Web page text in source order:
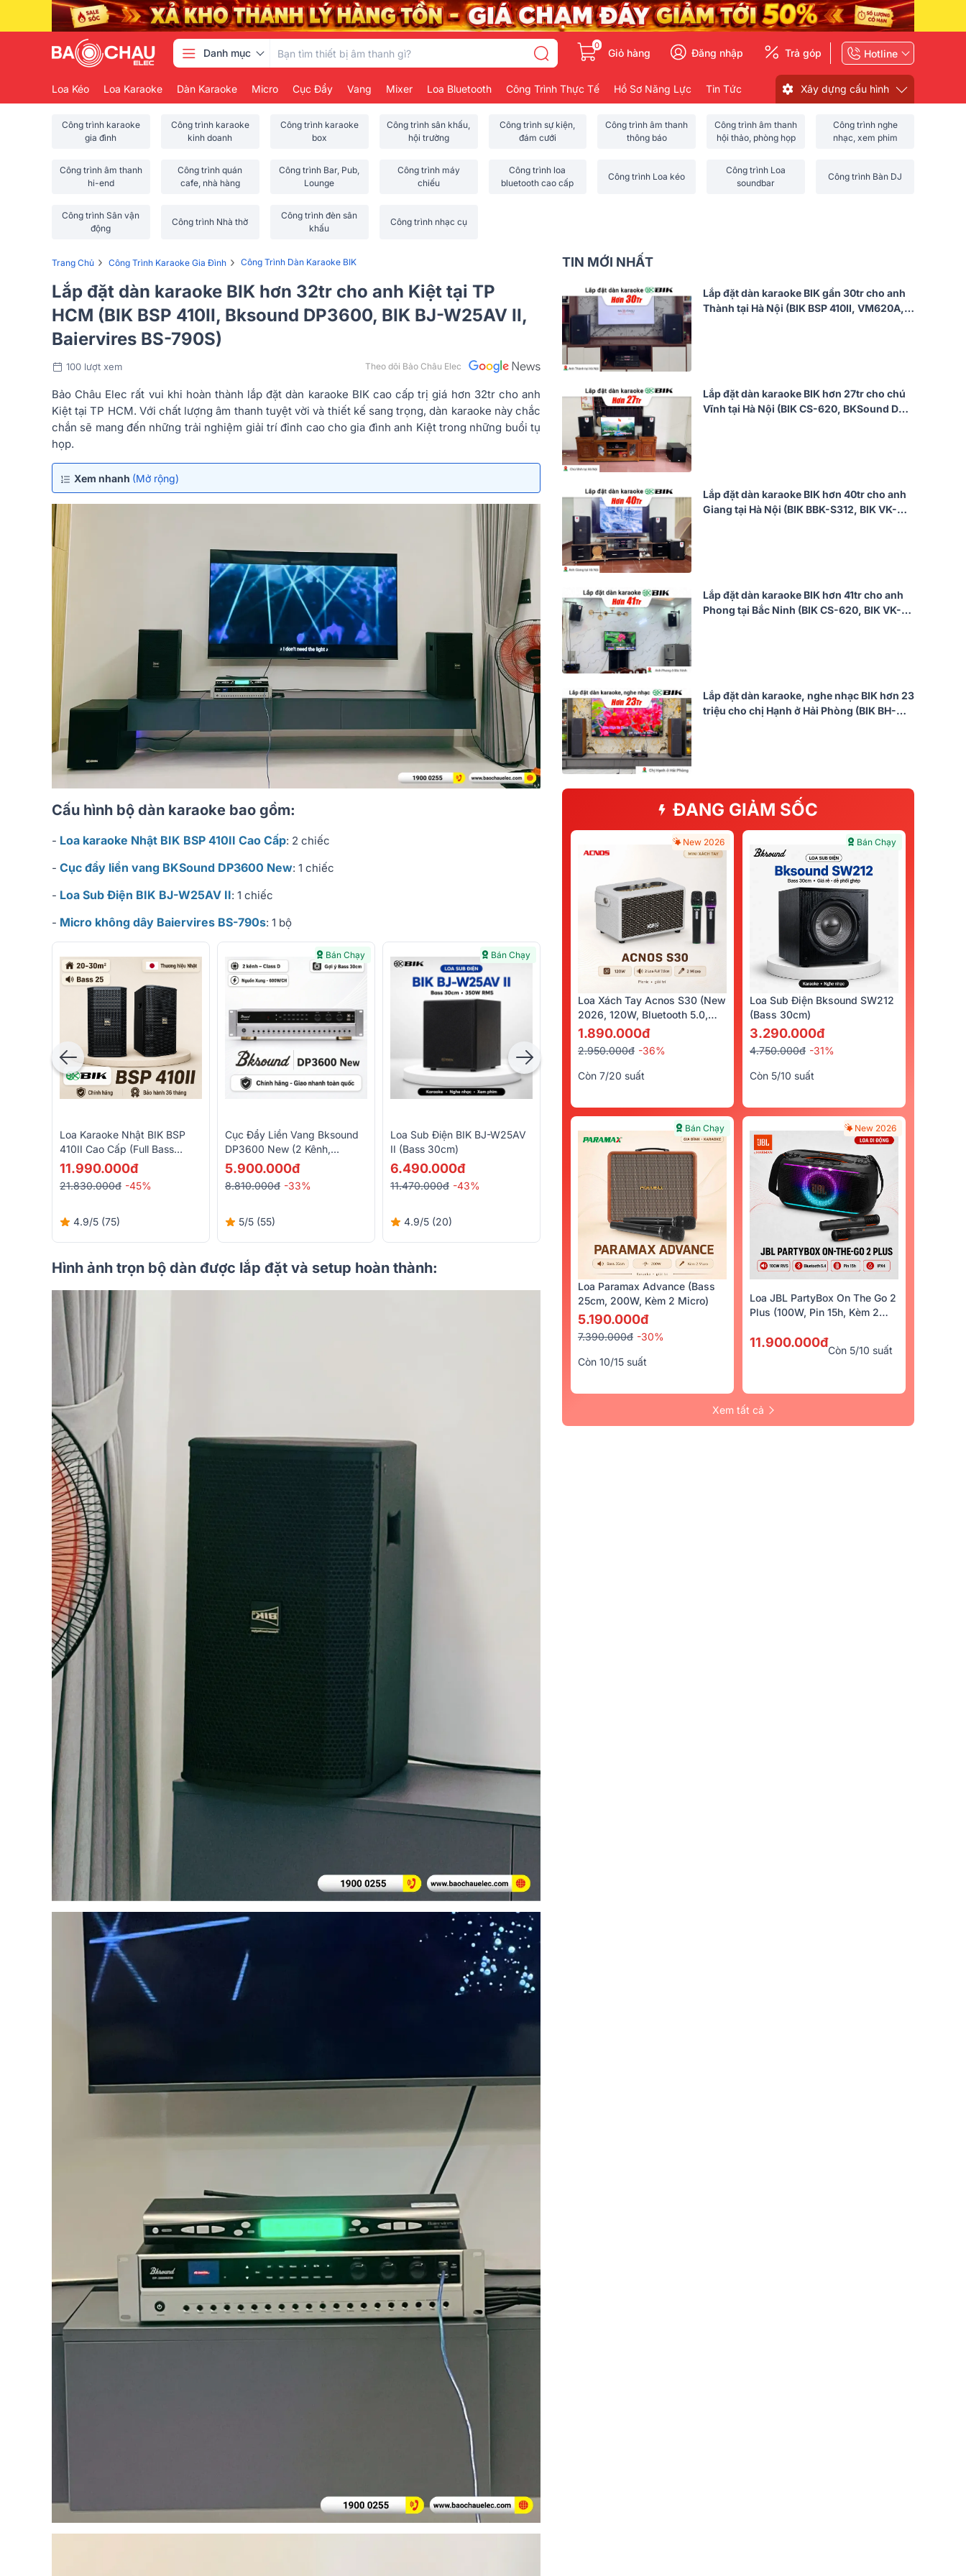
Danh mục
0
Giỏ hàng Đăng nhập Trả góp Hotline
Loa Kéo Loa Karaoke Dàn Karaoke Micro Cục Đẩy Vang Mixer Loa Bluetooth Công Trình Thực Tế Hồ Sơ Năng Lực Tin Tức Xây dựng cấu hình
Công trình karaoke
gia đình
Công trình karaoke
kinh doanh
Công trình karaoke
box
Công trình sân khấu,
hội trường
Công trình sự kiện,
đám cưới
Công trình âm thanh
thông báo
Công trình âm thanh
hội thảo, phòng họp
Công trình nghe
nhạc, xem phim
Công trình âm thanh
hi-end
Công trình quán
cafe, nhà hàng
Công trình Bar, Pub,
Lounge
Công trình máy
chiếu
Công trình loa
bluetooth cao cấp
Công trình Loa kéo
Công trình Loa
soundbar
Công trình Bàn DJ
Công trình Sân vận
động
Công trình Nhà thờ
Công trình đèn sân
khấu
Công trình nhạc cụ
Trang Chủ › Công Trình Karaoke Gia Đình › Công Trình Dàn Karaoke BIK
Lắp đặt dàn karaoke BIK hơn 32tr cho anh Kiệt tại TP
HCM (BIK BSP 410II, Bksound DP3600, BIK BJ-W25AV II,
Baiervires BS-790S)
100 lượt xem Theo dõi Bảo Châu Elec
Bảo Châu Elec rất vui khi hoàn thành lắp đặt dàn karaoke BIK cao cấp trị giá hơn 32tr cho anh
Kiệt tại TP HCM. Với chất lượng âm thanh tuyệt vời và thiết kế sang trọng, dàn karaoke này chắc
chắn sẽ mang đến những trải nghiệm giải trí đỉnh cao cho gia đình anh Kiệt trong những buổi tụ
họp.
Xem nhanh (Mở rộng)
Cấu hình bộ dàn karaoke bao gồm:
- Loa karaoke Nhật BIK BSP 410II Cao Cấp: 2 chiếc
- Cục đẩy liền vang BKSound DP3600 New: 1 chiếc
- Loa Sub Điện BIK BJ-W25AV II: 1 chiếc
- Micro không dây Baiervires BS-790s: 1 bộ
Loa Karaoke Nhật BIK BSP
410II Cao Cấp (Full Bass
25cm)
11.990.000đ
21.830.000đ -45%
4.9/5 (75)
Bán Chạy
Cục Đẩy Liền Vang Bksound
DP3600 New (2 Kênh,
600W/CH, Class D, Bluetooth)
5.900.000đ
8.810.000đ -33%
5/5 (55)
Bán Chạy
Loa Sub Điện BIK BJ-W25AV
II (Bass 30cm)
6.490.000đ
11.470.000đ -43%
4.9/5 (20)
Bán Chạy
Micro Không Dây Baiervires
4.990.000đ
6.990.000đ -29%
5/5 (8)
Hình ảnh trọn bộ dàn được lắp đặt và setup hoàn thành:
TIN MỚI NHẤT
Lắp đặt dàn karaoke BIK gần 30tr cho anh
Thành tại Hà Nội (BIK BSP 410II, VM620A,
Lắp đặt dàn karaoke BIK hơn 27tr cho chú
Vĩnh tại Hà Nội (BIK CS-620, BKSound DKA
Lắp đặt dàn karaoke BIK hơn 40tr cho anh
Giang tại Hà Nội (BIK BBK-S312, BIK VK-
Lắp đặt dàn karaoke BIK hơn 41tr cho anh
Phong tại Bắc Ninh (BIK CS-620, BIK VK-
Lắp đặt dàn karaoke, nghe nhạc BIK hơn 23
triệu cho chị Hạnh ở Hải Phòng (BIK BH-
ĐANG GIẢM SỐC
New 2026
Loa Xách Tay Acnos S30 (New
2026, 120W, Bluetooth 5.0,
Kèm 2 Tay Micro)
1.890.000đ
2.950.000đ -36%
Còn 7/20 suất
Bán Chạy
Loa Sub Điện Bksound SW212
(bass 30cm)
3.290.000đ
4.750.000đ -31%
Còn 5/10 suất
Bán Chạy
Loa Paramax Advance (Bass
25cm, 200W, Kèm 2 Micro)
5.190.000đ
7.390.000đ -30%
Còn 10/15 suất
New 2026
Loa JBL PartyBox On The Go 2
Plus (100W, Pin 15h, Kèm 2
11.900.000đ
Còn 5/10 suất
Xem tất cả